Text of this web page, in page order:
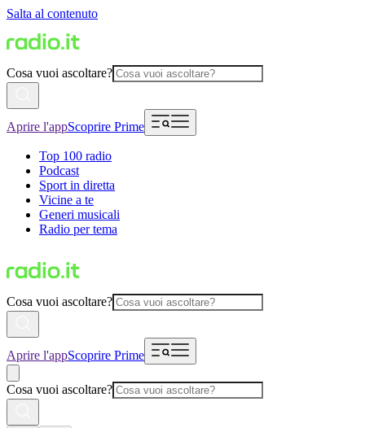
Salta al contenuto
Cosa vuoi ascoltare?
Aprire l'appScoprire Prime
Top 100 radio
Podcast
Sport in diretta
Vicine a te
Generi musicali
Radio per tema
Cosa vuoi ascoltare?
Aprire l'appScoprire Prime
Cosa vuoi ascoltare?